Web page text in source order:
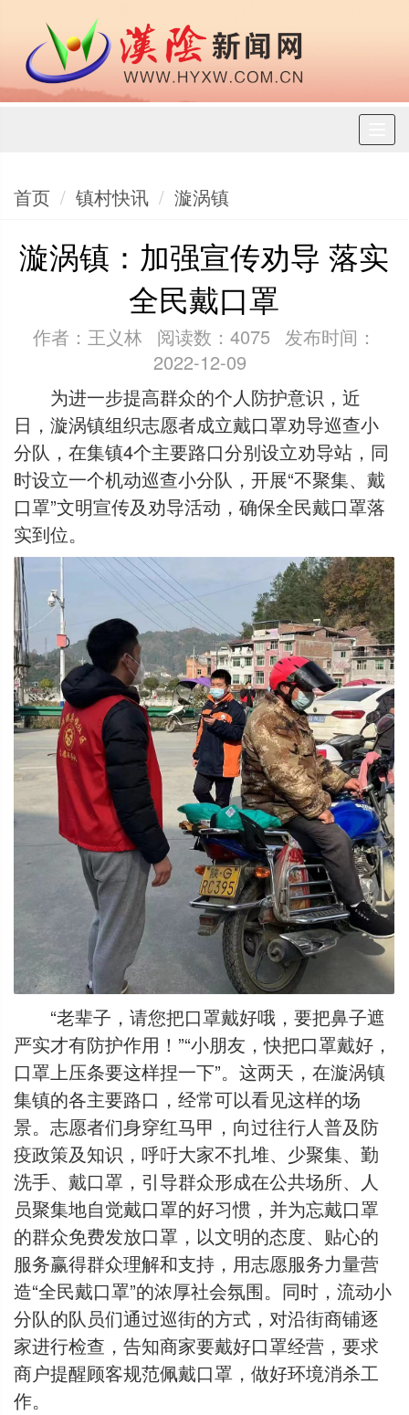
首页 镇村快讯 漩涡镇
漩涡镇：加强宣传劝导 落实
全民戴口罩
作者：王义林 阅读数：4075 发布时间：
2022-12-09
为进一步提高群众的个人防护意识，近
日，漩涡镇组织志愿者成立戴口罩劝导巡查小
分队，在集镇4个主要路口分别设立劝导站，同
时设立一个机动巡查小分队，开展“不聚集、戴
口罩”文明宣传及劝导活动，确保全民戴口罩落
实到位。
“老辈子，请您把口罩戴好哦，要把鼻子遮
严实才有防护作用！”“小朋友，快把口罩戴好，
口罩上压条要这样捏一下”。这两天，在漩涡镇
集镇的各主要路口，经常可以看见这样的场
景。志愿者们身穿红马甲，向过往行人普及防
疫政策及知识，呼吁大家不扎堆、少聚集、勤
洗手、戴口罩，引导群众形成在公共场所、人
员聚集地自觉戴口罩的好习惯，并为忘戴口罩
的群众免费发放口罩，以文明的态度、贴心的
服务赢得群众理解和支持，用志愿服务力量营
造“全民戴口罩”的浓厚社会氛围。同时，流动小
分队的队员们通过巡街的方式，对沿街商铺逐
家进行检查，告知商家要戴好口罩经营，要求
商户提醒顾客规范佩戴口罩，做好环境消杀工
作。